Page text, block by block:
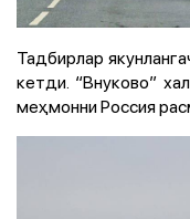
Тадбирлар
кетди. “Внуково”
меҳмонни Россия